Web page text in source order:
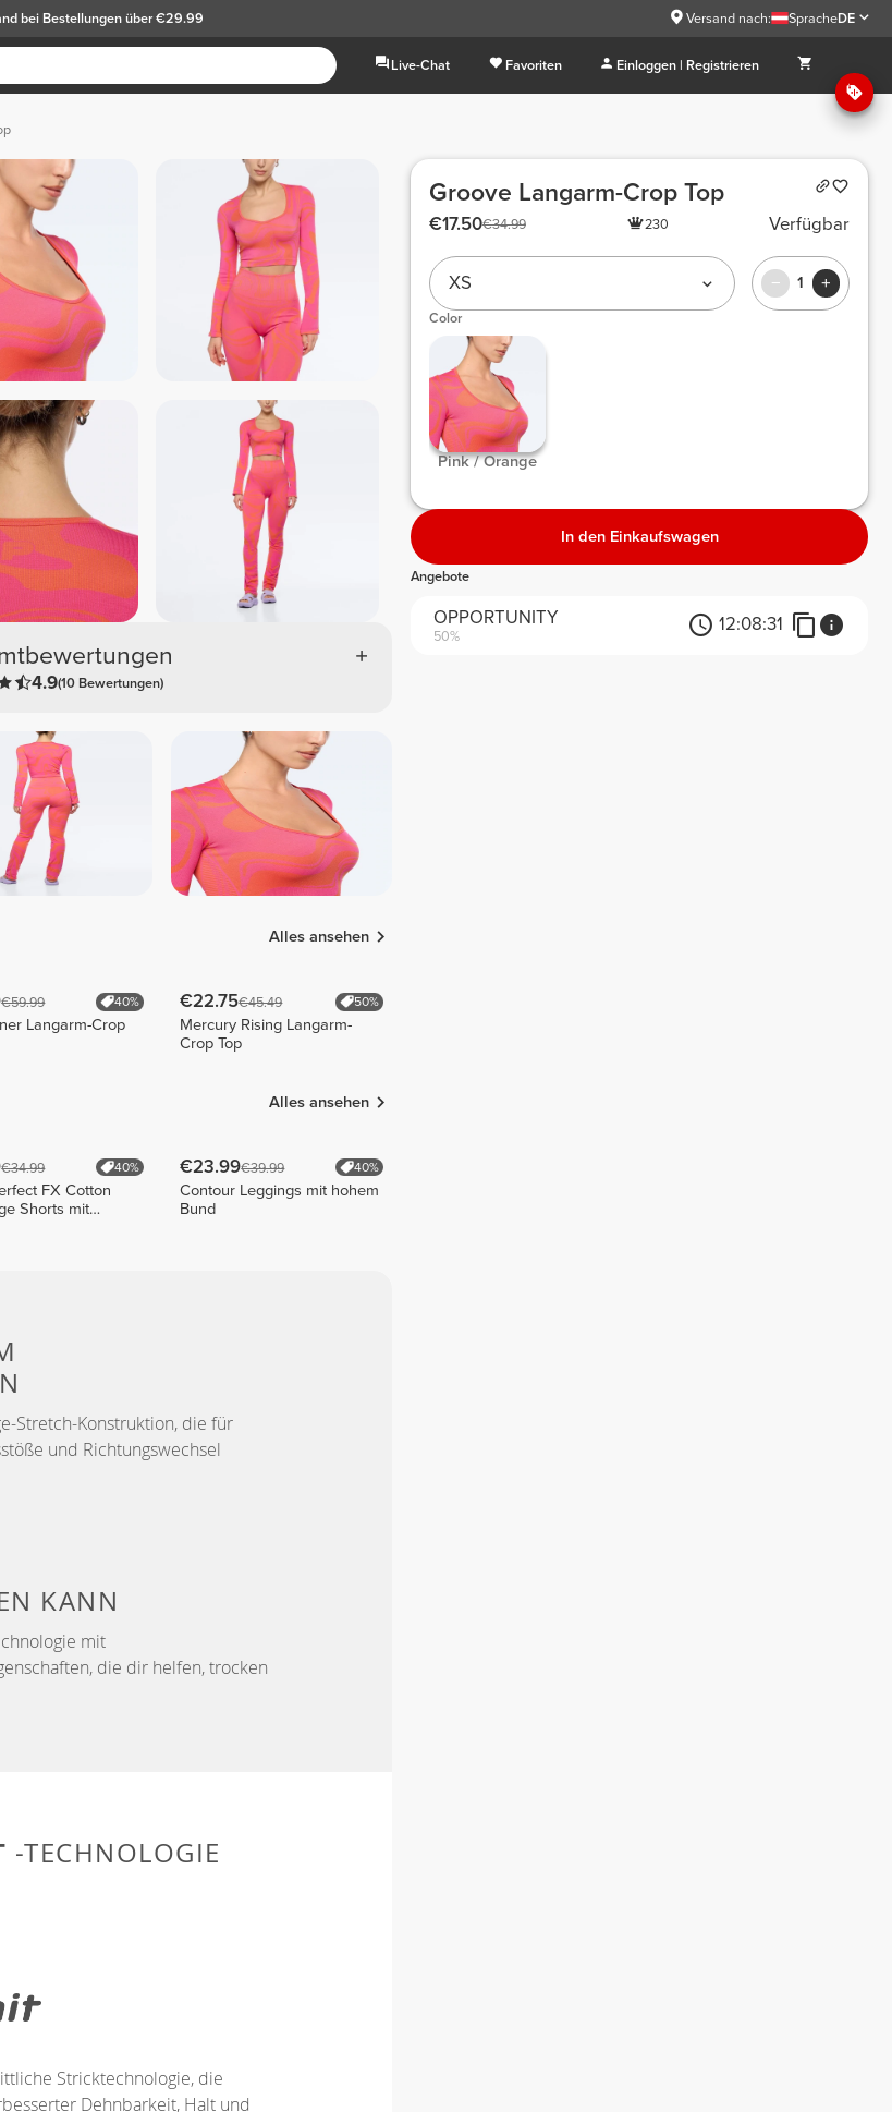
bei Bestellungen über €29.99 Versand nach: SpracheDE
Live-Chat Favoriten Einloggen | Registrieren
4.9(10 Bewertungen)
Alles ansehen
€59.99 40%
Langarm-Crop
€22.75€45.49 50%
Mercury Rising Langarm-
Crop Top
Alles ansehen
€34.99 40%
FX Cotton
Shorts mit
€23.99€39.99 40%
Contour Leggings mit hohem
Bund
Stretch-Konstruktion, die für
und Richtungswechsel
KANN
mit
die dir helfen, trocken
-TECHNOLOGIE
Stricktechnologie, die
Dehnbarkeit, Halt und
Groove Langarm-Crop Top
€34.99
€17.50 230 Verfügbar
XS 1
Color
Pink / Orange
In den Einkaufswagen
Angebote
OPPORTUNITY
50%
12:08:31